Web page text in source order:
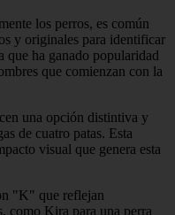
los perros, es común
y originales para identificar
que ha ganado popularidad
que comienzan con la
una opción distintiva y
de cuatro patas. Esta
visual que genera esta
"K" que reflejan
como Kira para una perra